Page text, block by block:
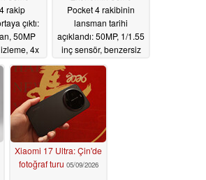
rakip
çıktı:
50MP
4x
Pocket 4 rakibinin
lansman tarihi
açıklandı: 50MP, 1/1.55
inç sensör, benzersiz
bekleniyor
Xiaomi 17 Ultra: Çin'de
fotoğraf turu 05/09/2026